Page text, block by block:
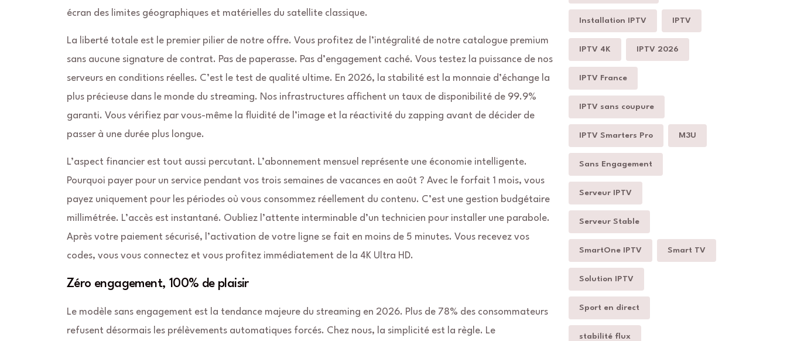
écran des limites géographiques et matérielles du satellite classique.
La liberté totale est le premier pilier de notre offre. Vous profitez de l’intégralité de notre catalogue premium
sans aucune signature de contrat. Pas de paperasse. Pas d’engagement caché. Vous testez la puissance de nos
serveurs en conditions réelles. C’est le test de qualité ultime. En 2026, la stabilité est la monnaie d’échange la
plus précieuse dans le monde du streaming. Nos infrastructures affichent un taux de disponibilité de 99.9%
garanti. Vous vérifiez par vous-même la fluidité de l’image et la réactivité du zapping avant de décider de
passer à une durée plus longue.
L’aspect financier est tout aussi percutant. L’abonnement mensuel représente une économie intelligente.
Pourquoi payer pour un service pendant vos trois semaines de vacances en août ? Avec le forfait 1 mois, vous
payez uniquement pour les périodes où vous consommez réellement du contenu. C’est une gestion budgétaire
millimétrée. L’accès est instantané. Oubliez l’attente interminable d’un technicien pour installer une parabole.
Après votre paiement sécurisé, l’activation de votre ligne se fait en moins de 5 minutes. Vous recevez vos
codes, vous vous connectez et vous profitez immédiatement de la 4K Ultra HD.
Zéro engagement, 100% de plaisir
Le modèle sans engagement est la tendance majeure du streaming en 2026. Plus de 78% des consommateurs
refusent désormais les prélèvements automatiques forcés. Chez nous, la simplicité est la règle. Le
Installation IPTV IPTV
IPTV 4K IPTV 2026
IPTV France
IPTV sans coupure
IPTV Smarters Pro M3U
Sans Engagement
Serveur IPTV
Serveur Stable
SmartOne IPTV Smart TV
Solution IPTV
Sport en direct
stabilité flux